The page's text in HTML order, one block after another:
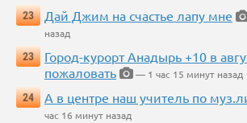
23
Дай Джим на счастье лапу мне
назад
23
Город-курорт Анадырь +10 в
пожаловать
— 1 час 15 минут назад
24
А в центре наш учитель по
час 16 минут назад